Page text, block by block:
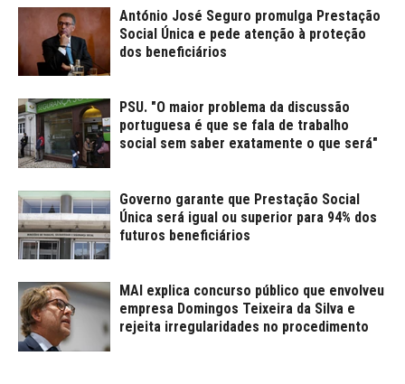
António José Seguro promulga Prestação
Social Única e pede atenção à proteção
dos beneficiários
PSU. "O maior problema da discussão
portuguesa é que se fala de trabalho
social sem saber exatamente o que será"
Governo garante que Prestação Social
Única será igual ou superior para 94% dos
futuros beneficiários
MAI explica concurso público que envolveu
empresa Domingos Teixeira da Silva e
rejeita irregularidades no procedimento